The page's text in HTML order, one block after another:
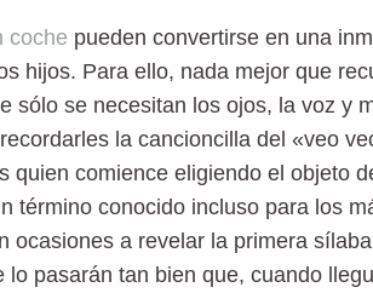
coche pueden convertirse en una
hijos. Para ello, nada mejor que
sólo se necesitan los ojos, la voz y
la cancioncilla del «veo
quien comience eligiendo el objeto
término conocido incluso para los
ocasiones a revelar la primera
lo pasarán tan bien que, cuando